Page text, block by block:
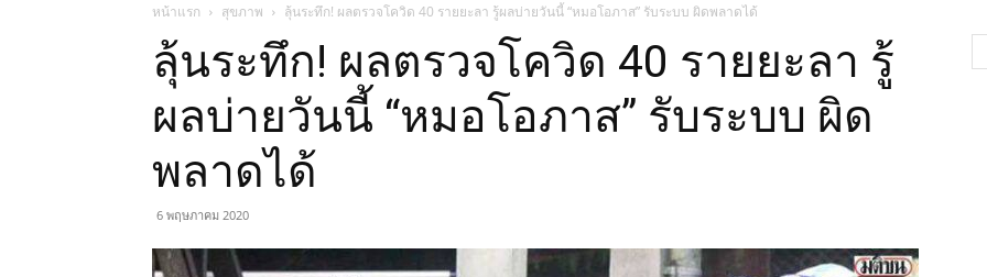
หน้าแรก สุขภาพ ลุ้นระทึก! ผลตรวจโควิด 40 รายยะลา รู้ผลบ่ายวันนี้ “หมอโอภาส” รับระบบ ผิดพลาดได้
ลุ้นระทึก! ผลตรวจโควิด 40 รายยะลา รู้
ผลบ่ายวันนี้ “หมอโอภาส” รับระบบ ผิด
พลาดได้
6 พฤษภาคม 2020